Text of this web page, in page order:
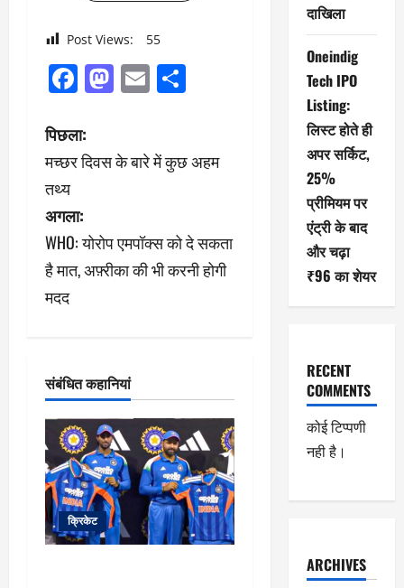
Post Views: 55
Facebook
Mastodon
Email
पो
स्ट
ने
वि
गे
न
पिछला:
मच्छर दिवस के बारे में कुछ अहम
तथ्य
अगला:
WHO: योरोप एमपॉक्स को दे सकता
है मात, अफ़्रीका की भी करनी होगी
मदद
संबंधित कहानियां
क्रिकेट
दाखिला
Oneindig
Tech IPO
Listing:
लिस्ट होते ही
अपर सर्किट,
25%
प्रीमियम पर
एंट्री के बाद
और चढ़ा
₹96 का शेयर
RECENT
COMMENTS
कोई टिप्पणी
नही है।
ARCHIVES